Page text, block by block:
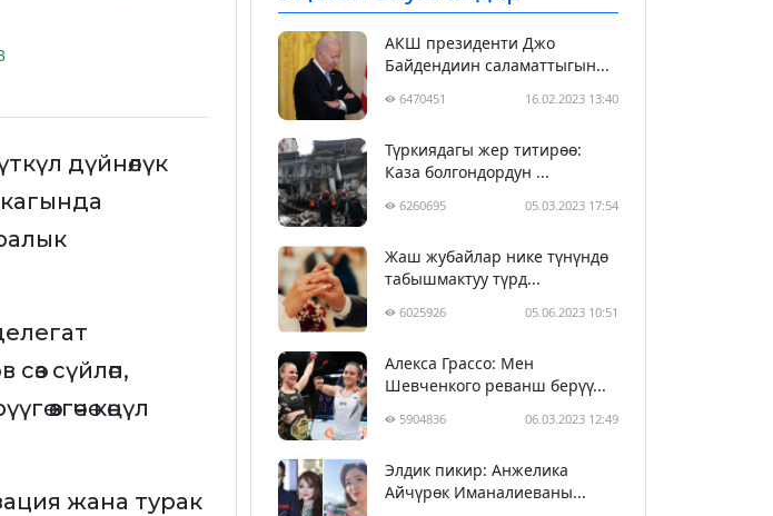
дүйнөлүк
сүйлөп,
көңүл
жана турак
АКШ президенти Джо
Байдендиин саламаттыгын...
6470451 16.02.2023 13:40
Түркиядагы жер титирөө:
Каза болгондордун ...
6260695 05.03.2023 17:54
Жаш жубайлар нике түнүндө
табышмактуу түрд...
6025926 05.06.2023 10:51
Алекса Грассо: Мен
Шевченкого реванш берүү...
5904836 06.03.2023 12:49
Элдик пикир: Анжелика
Айчүрөк Иманалиеваны...